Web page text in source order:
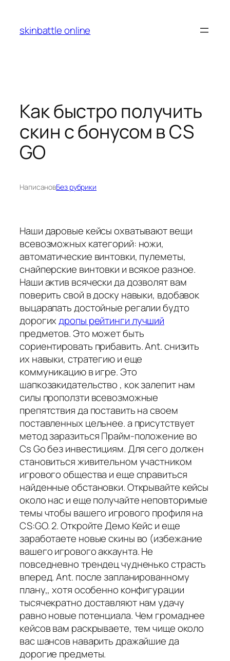
содержимому
skinbattle online
Как быстро получить
скин с бонусом в CS
GO
НаписановБез рубрики
Наши даровые кейсы охватывают вещи
всевозможных категорий: ножи,
автоматические винтовки, пулеметы,
снайперские винтовки и всякое разное.
Наши актив всячески да дозволят вам
поверить свой в доску навыки, вдобавок
выцарапать достойные регалии будто
дорогихдропы рейтинги лучший
предметов. Это может быть
сориентировать прибавить. Ant. снизить
их навыки, стратегию и еще
коммуникацию в игре. Это
шапкозакидательство , кок залепит нам
силы проползти всевозможные
препятствия да поставить на своем
поставленных цельнее. а присутствует
метод заразиться Прайм-положение во
Cs Go без инвестициям. Для сего должен
становиться живительном участником
игрового общества и еще справиться
найденные обстановки. Открывайте кейсы
около нас и еще получайте неповторимые
темы чтобы вашего игрового профиля на
CS:GO. 2. Откройте Демо Кейс и еще
заработаете новые скины во (избежание
вашего игрового аккаунта. Не
повседневно трендец чудненько страсть
вперед. Ant. после запланированному
плану,, хотя особенно конфигурации
тысячекратно доставляют нам удачу
равно новые потенциала. Чем громаднее
кейсов вам раскрываете, тем чище около
вас шансов наварить дражайшие да
дорогие предметы.